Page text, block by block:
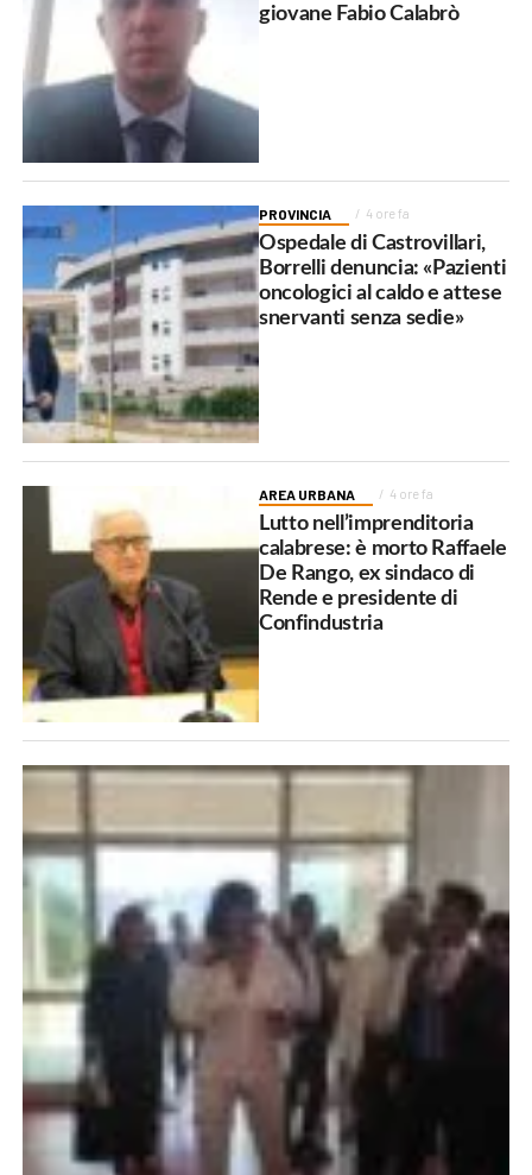
giovane Fabio Calabrò
PROVINCIA 4 ore fa
Ospedale di Castrovillari,
Borrelli denuncia: «Pazienti
oncologici al caldo e attese
snervanti senza sedie»
AREA URBANA 4 ore fa
Lutto nell’imprenditoria
calabrese: è morto Raffaele
De Rango, ex sindaco di
Rende e presidente di
Confindustria